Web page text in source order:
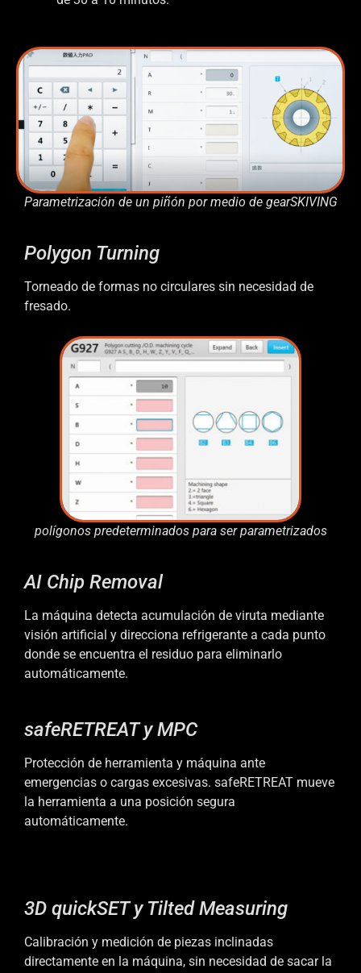
Parametrización de un piñón por medio de gearSKIVING
Polygon Turning
Torneado de formas no circulares sin necesidad de
fresado.
polígonos predeterminados para ser parametrizados
AI Chip Removal
La máquina detecta acumulación de viruta mediante
visión artificial y direcciona refrigerante a cada punto
donde se encuentra el residuo para eliminarlo
automáticamente.
safeRETREAT y MPC
Protección de herramienta y máquina ante
emergencias o cargas excesivas. safeRETREAT mueve
la herramienta a una posición segura
automáticamente.
3D quickSET y Tilted Measuring
Calibración y medición de piezas inclinadas
directamente en la máquina, sin necesidad de sacar la